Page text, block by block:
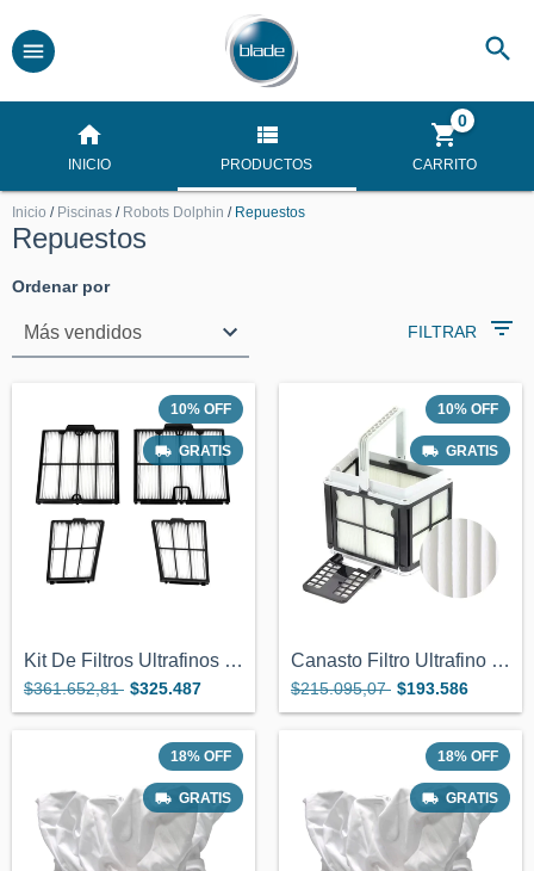
INICIO PRODUCTOS CARRITO
0
Inicio / Piscinas / Robots Dolphin / Repuestos
Repuestos
Ordenar por
FILTRAR
10% OFF
GRATIS
Kit De Filtros Ultrafinos Repuesto Para...
$361.652,81 $325.487
10% OFF
GRATIS
Canasto Filtro Ultrafino Repuesto Dolphi...
$215.095,07 $193.586
18% OFF
GRATIS
18% OFF
GRATIS